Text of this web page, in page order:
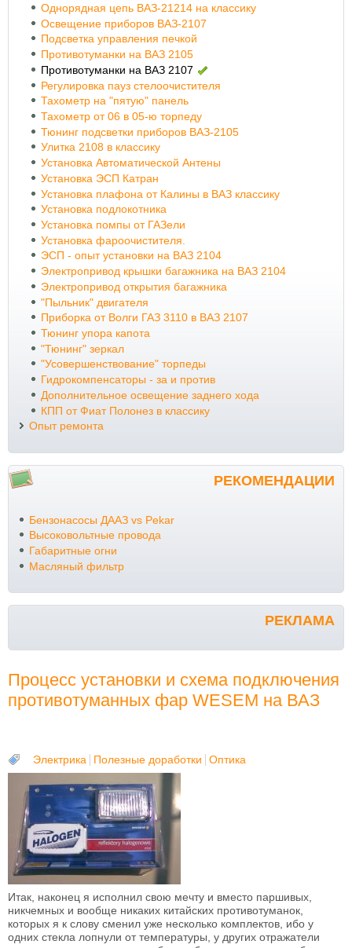
Однорядная цепь ВАЗ-21214 на классику
Освещение приборов ВАЗ-2107
Подсветка управления печкой
Противотуманки на ВАЗ 2105
Противотуманки на ВАЗ 2107
Регулировка пауз стелоочистителя
Тахометр на "пятую" панель
Тахометр от 06 в 05-ю торпеду
Тюнинг подсветки приборов ВАЗ-2105
Улитка 2108 в классику
Установка Автоматической Антены
Установка ЭСП Катран
Установка плафона от Калины в ВАЗ классику
Установка подлокотника
Установка помпы от ГАЗели
Установка фароочистителя.
ЭСП - опыт установки на ВАЗ 2104
Электропривод крышки багажника на ВАЗ 2104
Электропривод открытия багажника
"Пыльник" двигателя
Приборка от Волги ГАЗ 3110 в ВАЗ 2107
Тюнинг упора капота
"Тюнинг" зеркал
"Усовершенствование" торпеды
Гидрокомпенсаторы - за и против
Дополнительное освещение заднего хода
КПП от Фиат Полонез в классику
Опыт ремонта
РЕКОМЕНДАЦИИ
Бензонасосы ДААЗ vs Pekar
Высоковольтные провода
Габаритные огни
Масляный фильтр
РЕКЛАМА
Процесс установки и схема подключения
противотуманных фар WESEM на ВАЗ
Электрика Полезные доработки Оптика
Итак, наконец я исполнил свою мечту и вместо паршивых,
никчемных и вообще никаких китайских противотуманок,
которых я к слову сменил уже несколько комплектов, ибо у
одних стекла лопнули от температуры, у других отражатели